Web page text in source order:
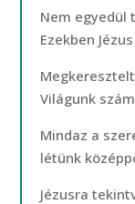
Nem
Ezekben
Világunk
Mindaz a
létünk
Jézusra